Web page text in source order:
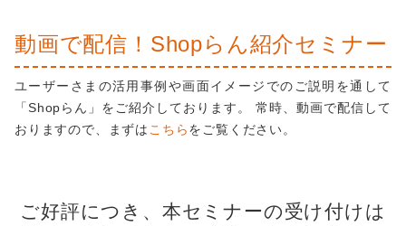
動画で配信！Shopらん紹介セミナー
ユーザーさまの活用事例や画面イメージでのご説明を通して
「Shopらん」をご紹介しております。 常時、動画で配信して
おりますので、まずはこちらをご覧ください。
ご好評につき、本セミナーの受け付けは